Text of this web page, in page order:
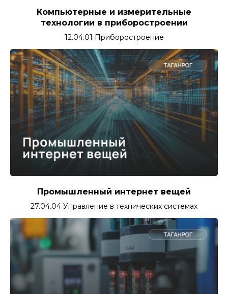
Компьютерные и измерительные
технологии в приборостроении
12.04.01 Приборостроение
Промышленный интернет вещей
27.04.04 Управление в технических системах